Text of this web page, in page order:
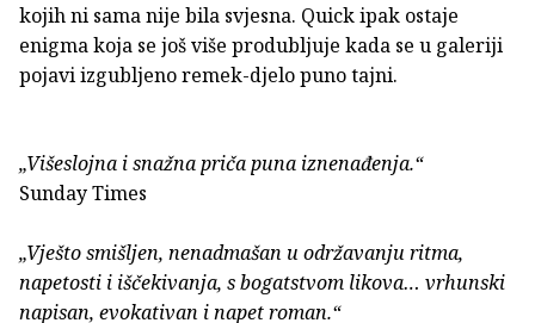
kojih ni sama nije bila svjesna. Quick ipak ostaje
enigma koja se još više produbljuje kada se u galeriji
pojavi izgubljeno remek-djelo puno tajni.
„Višeslojna i snažna priča puna iznenađenja.“
Sunday Times
„Vješto smišljen, nenadmašan u održavanju ritma,
napetosti i iščekivanja, s bogatstvom likova… vrhunski
napisan, evokativan i napet roman.“